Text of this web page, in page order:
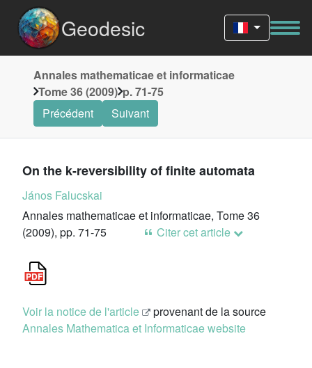
Geodesic
Annales mathematicae et informaticae
Tome 36 (2009) p. 71-75
Précédent
Suivant
On the k-reversibility of finite automata
János Falucskai
Annales mathematicae et informaticae, Tome 36
(2009), pp. 71-75
Citer cet article
Voir la notice de l'article
provenant de la source
Annales Mathematica et Informaticae website